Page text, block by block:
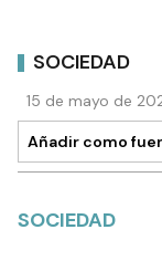
SOCIEDAD
15 de mayo de
Añadir como
SOCIEDAD